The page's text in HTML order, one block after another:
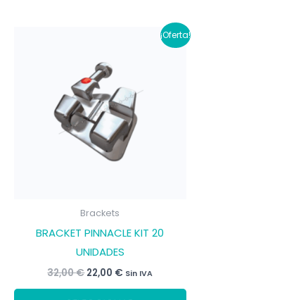
¡Oferta!
Brackets
BRACKET PINNACLE KIT 20
UNIDADES
32,00€El
22,00 € El
Sin IVA
Este